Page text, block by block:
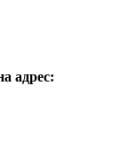
адрес: